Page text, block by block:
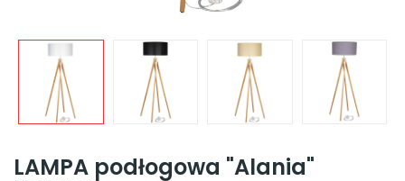
LAMPA podłogowa "Alania"